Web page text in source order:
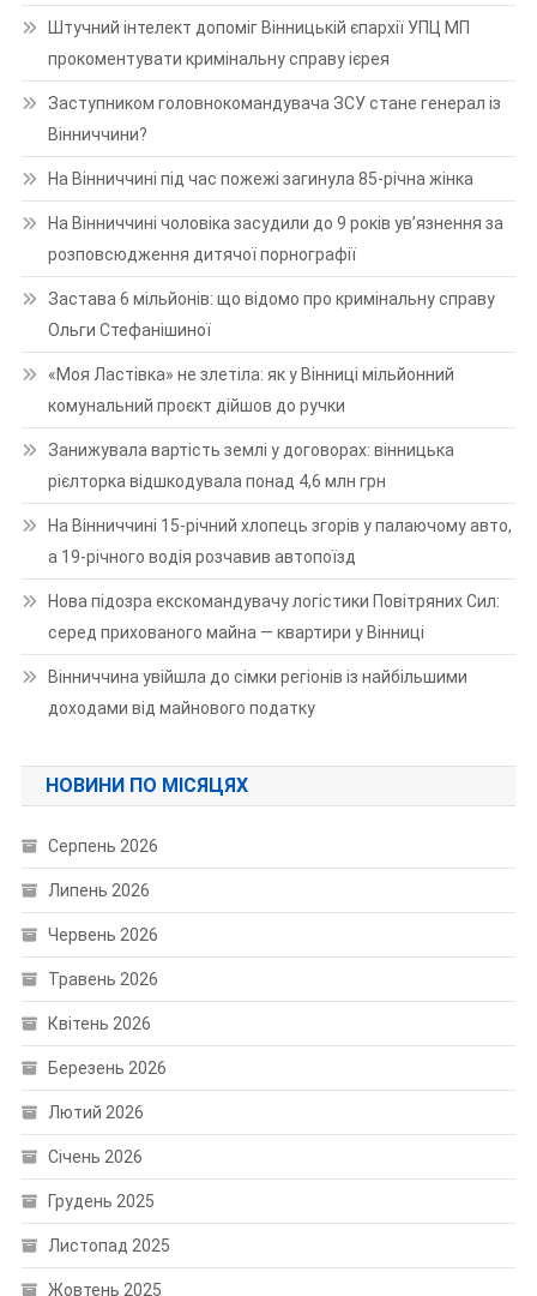
Штучний інтелект допоміг Вінницькій єпархії УПЦ МП
прокоментувати кримінальну справу ієрея
Заступником головнокомандувача ЗСУ стане генерал із
Вінниччини?
На Вінниччині під час пожежі загинула 85-річна жінка
На Вінниччині чоловіка засудили до 9 років ув’язнення за
розповсюдження дитячої порнографії
Застава 6 мільйонів: що відомо про кримінальну справу
Ольги Стефанішиної
«Моя Ластівка» не злетіла: як у Вінниці мільйонний
комунальний проєкт дійшов до ручки
Занижувала вартість землі у договорах: вінницька
рієлторка відшкодувала понад 4,6 млн грн
На Вінниччині 15-річний хлопець згорів у палаючому авто,
а 19-річного водія розчавив автопоїзд
Нова підозра екскомандувачу логістики Повітряних Сил:
серед прихованого майна — квартири у Вінниці
Вінниччина увійшла до сімки регіонів із найбільшими
доходами від майнового податку
НОВИНИ ПО МІСЯЦЯХ
Серпень 2026
Липень 2026
Червень 2026
Травень 2026
Квітень 2026
Березень 2026
Лютий 2026
Січень 2026
Грудень 2025
Листопад 2025
Жовтень 2025